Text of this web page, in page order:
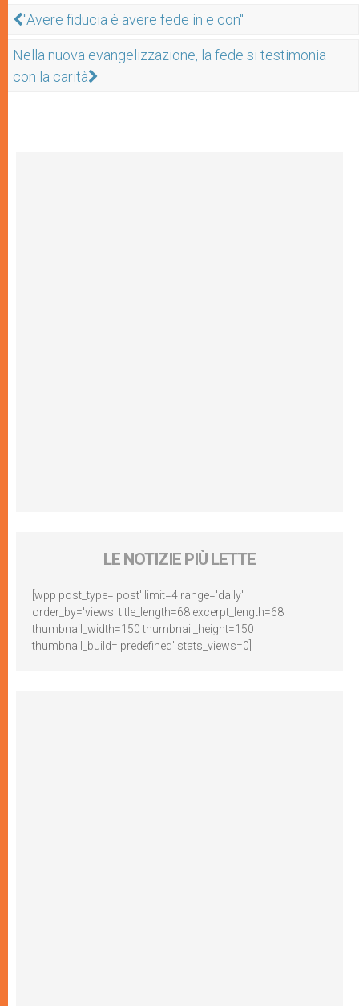
"Avere fiducia è avere fede in e con"
Nella nuova evangelizzazione, la fede si testimonia
con la carità
LE NOTIZIE PIÙ LETTE
[wpp post_type='post' limit=4 range='daily'
order_by='views' title_length=68 excerpt_length=68
thumbnail_width=150 thumbnail_height=150
thumbnail_build='predefined' stats_views=0]